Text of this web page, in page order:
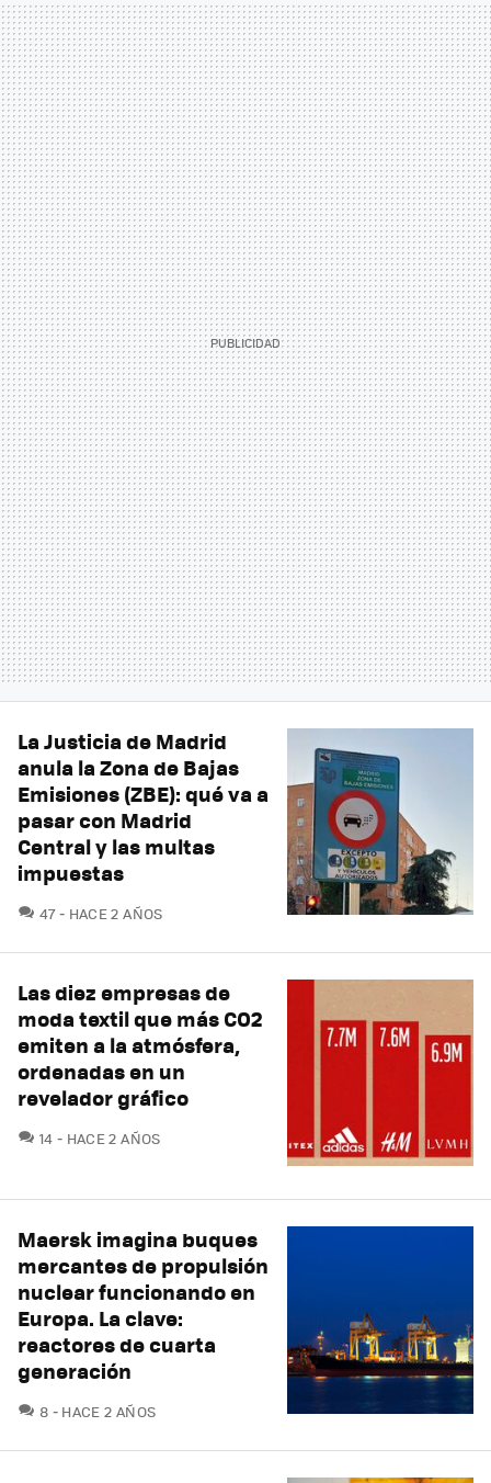
La Justicia de Madrid
anula la Zona de Bajas
Emisiones (ZBE): qué va a
pasar con Madrid
Central y las multas
impuestas
47COMENTARIOS
HACE 2 AÑOS
Las diez empresas de
moda textil que más CO2
emiten a la atmósfera,
ordenadas en un
revelador gráfico
14 COMENTARIOS
HACE 2 AÑOS
Maersk imagina buques
mercantes de propulsión
nuclear funcionando en
Europa. La clave:
reactores de cuarta
generación
8 COMENTARIOS
HACE 2 AÑOS